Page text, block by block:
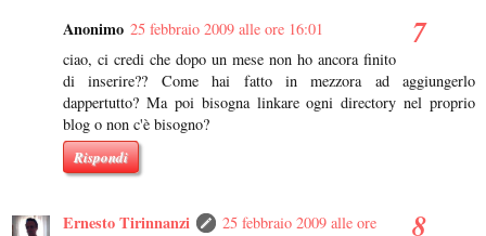
Anonimo 25 febbraio 2009 alle ore 16:01
ciao, ci credi che dopo un mese non ho ancora finito
di inserire?? Come hai fatto in mezzora ad aggiungerlo
dappertutto? Ma poi bisogna linkare ogni directory nel proprio
blog o non c'è bisogno?
Rispondi
Ernesto Tirinnanzi
25 febbraio 2009 alle ore